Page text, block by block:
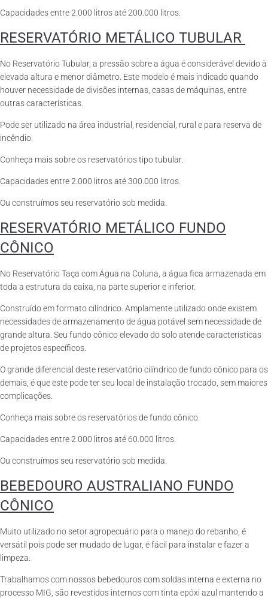
Capacidades entre 2.000 litros até 200.000 litros.
RESERVATÓRIO METÁLICO TUBULAR
No Reservatório Tubular, a pressão sobre a água é considerável devido à
elevada altura e menor diâmetro. Este modelo é mais indicado quando
houver necessidade de divisões internas, casas de máquinas, entre
outras características.
Pode ser utilizado na área industrial, residencial, rural e para reserva de
incêndio.
Conheça mais sobre os reservatórios tipo tubular.
Capacidades entre 2.000 litros até 300.000 litros.
Ou construímos seu reservatório sob medida.
RESERVATÓRIO METÁLICO FUNDO
CÔNICO
No Reservatório Taça com Água na Coluna, a água fica armazenada em
toda a estrutura da caixa, na parte superior e inferior.
Construído em formato cilíndrico. Amplamente utilizado onde existem
necessidades de armazenamento de água potável sem necessidade de
grande altura. Seu fundo cônico elevado do solo atende características
de projetos específicos.
O grande diferencial deste reservatório cilíndrico de fundo cônico para os
demais, é que este pode ter seu local de instalação trocado, sem maiores
complicações.
Conheça mais sobre os reservatórios de fundo cônico.
Capacidades entre 2.000 litros até 60.000 litros.
Ou construímos seu reservatório sob medida.
BEBEDOURO AUSTRALIANO FUNDO
CÔNICO
Muito utilizado no setor agropecuário para o manejo do rebanho, é
versátil pois pode ser mudado de lugar, é fácil para instalar e fazer a
limpeza.
Trabalhamos com nossos bebedouros com soldas interna e externa no
processo MIG, são revestidos internos com tinta epóxi azul mantendo a